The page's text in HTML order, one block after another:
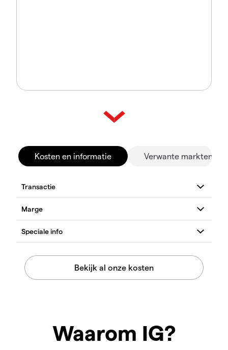
Kosten en informatie Verwante markten
Waarom IG?